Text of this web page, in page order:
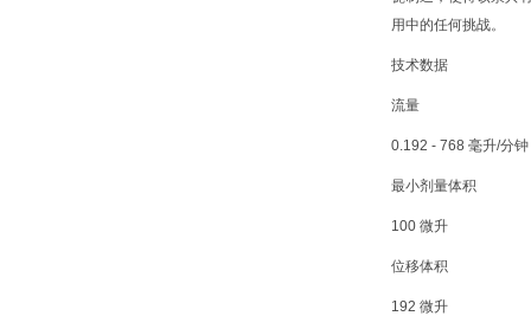
用中的任何挑战。
技术数据
流量
0.192 - 768 毫升/分钟
最小剂量体积
100 微升
位移体积
192 微升